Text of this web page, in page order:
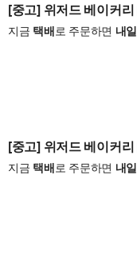
[중고] 위저드 베이커리
지금 택배로 주문하면 내일
[중고] 위저드 베이커리
지금 택배로 주문하면 내일